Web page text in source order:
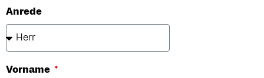
Anrede
Vorname